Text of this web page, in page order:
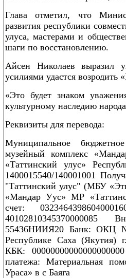
Глава отметил, что
развития республики
улуса, мастерами и
шаги по восстановлению.
Айсен Николаев выразил
усилиями удастся возродить
«Это будет знаком
культурному наследию
Реквизиты для перевода:
Муниципальное
музейный комплекс
«Таттинский улус»
1400015540/140001001
"Таттинский улус" (МБУ
«Мандар Уус» МР
счет:
40102810345370000085
55436НИИЯ20 Банк: ОКЦ
Республике Саха
КБК:
платежа: Материальная
Ураса» в с Баяга